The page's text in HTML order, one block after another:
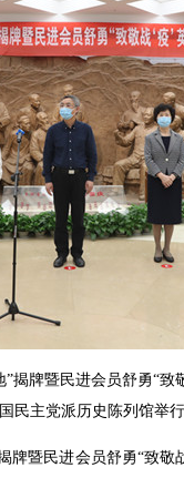
揭牌暨民进会员舒勇“致
民主党派历史陈列馆举
暨民进会员舒勇“致敬